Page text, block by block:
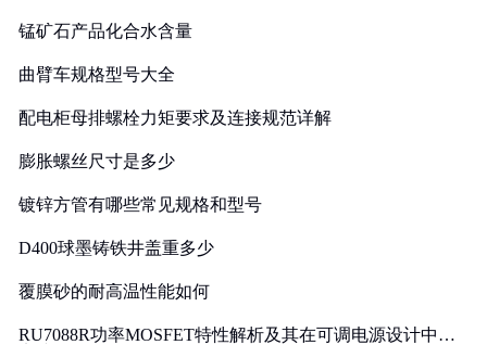
锰矿石产品化合水含量
曲臂车规格型号大全
配电柜母排螺栓力矩要求及连接规范详解
膨胀螺丝尺寸是多少
镀锌方管有哪些常见规格和型号
D400球墨铸铁井盖重多少
覆膜砂的耐高温性能如何
RU7088R功率MOSFET特性解析及其在可调电源设计中的